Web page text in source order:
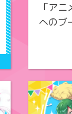
「ア
へのブ